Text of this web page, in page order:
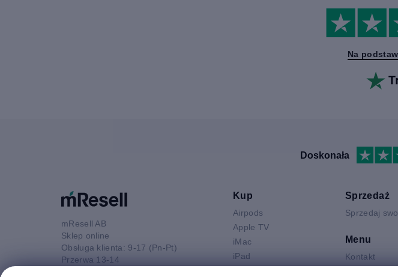
Na
Doskonała
mResell AB
Sklep online
Obsługa klienta: 9-17 (Pn-Pt)
Przerwa 13-14
Kup
Airpods
Apple TV
iMac
iPad
Sprzedaż
Sprzedaj
Menu
Kontakt